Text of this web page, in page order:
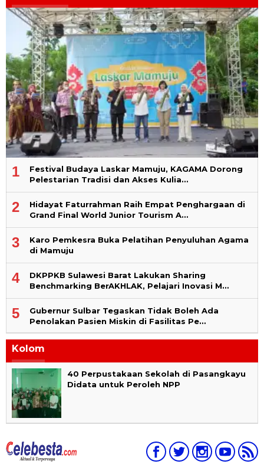
1
Festival Budaya Laskar Mamuju, KAGAMA Dorong
Pelestarian Tradisi dan Akses Kulia…
2
Hidayat Faturrahman Raih Empat Penghargaan di
Grand Final World Junior Tourism A…
3
Karo Pemkesra Buka Pelatihan Penyuluhan Agama
di Mamuju
4
DKPPKB Sulawesi Barat Lakukan Sharing
Benchmarking BerAKHLAK, Pelajari Inovasi M…
5
Gubernur Sulbar Tegaskan Tidak Boleh Ada
Penolakan Pasien Miskin di Fasilitas Pe…
Kolom
40 Perpustakaan Sekolah di Pasangkayu
Didata untuk Peroleh NPP